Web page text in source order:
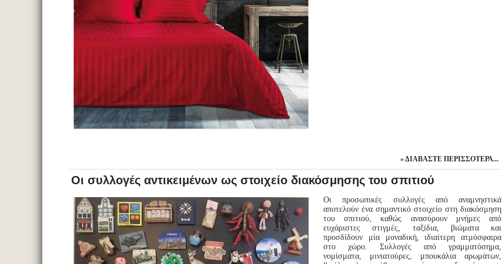
ΔΙΑΒΆΣΤΕ ΠΕΡΙΣΣΌΤΕΡΑ...
Οι συλλογές αντικειμένων ως στοιχείο διακόσμησης του σπιτιού
Οι προσωπικές συλλογές από αναμνηστικά
αποτελούν ένα σημαντικό στοιχείο στη διακόσμηση
του σπιτιού, καθώς ανασύρουν μνήμες από
ευχάριστες στιγμές, ταξίδια, βιώματα και
προσδίδουν μία μοναδική, ιδιαίτερη ατμόσφαιρα
στο χώρο. Συλλογές από γραμματόσημα,
νομίσματα, μινιατούρες, μπουκάλια αρωμάτων,